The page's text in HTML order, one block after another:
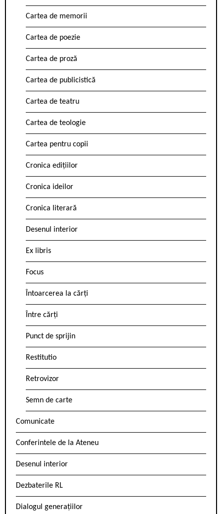
Cartea de memorii
Cartea de poezie
Cartea de proză
Cartea de publicistică
Cartea de teatru
Cartea de teologie
Cartea pentru copii
Cronica edițiilor
Cronica ideilor
Cronica literară
Desenul interior
Ex libris
Focus
Întoarcerea la cărți
Între cărți
Punct de sprijin
Restitutio
Retrovizor
Semn de carte
Comunicate
Conferintele de la Ateneu
Desenul interior
Dezbaterile RL
Dialogul generațiilor